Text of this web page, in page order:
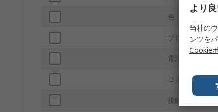
色
プロダクトタ
電流
コネクタサイズA
接触オペレーシ
より
当社の
ンツを
Cookie